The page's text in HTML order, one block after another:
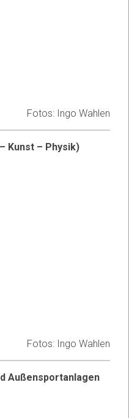
Fotos: Ingo Wahlen
Kunst – Physik)
Fotos: Ingo Wahlen
Außensportanlagen